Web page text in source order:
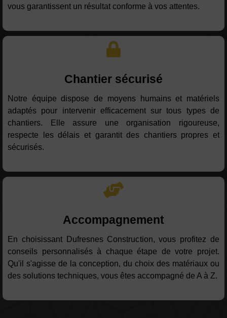
vous garantissent un résultat conforme à vos attentes.
Chantier sécurisé
Notre équipe dispose de moyens humains et matériels
adaptés pour intervenir efficacement sur tous types de
chantiers. Elle assure une organisation rigoureuse,
respecte les délais et garantit des chantiers propres et
sécurisés.
Accompagnement
En choisissant Dufresnes Construction, vous profitez de
conseils personnalisés à chaque étape de votre projet.
Qu'il s'agisse de la conception, du choix des matériaux ou
des solutions techniques, vous êtes accompagné de A à Z.